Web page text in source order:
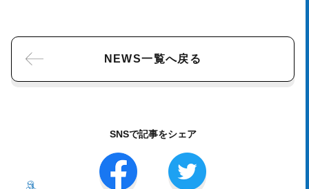
NEWS一覧へ戻る
SNSで記事をシェア